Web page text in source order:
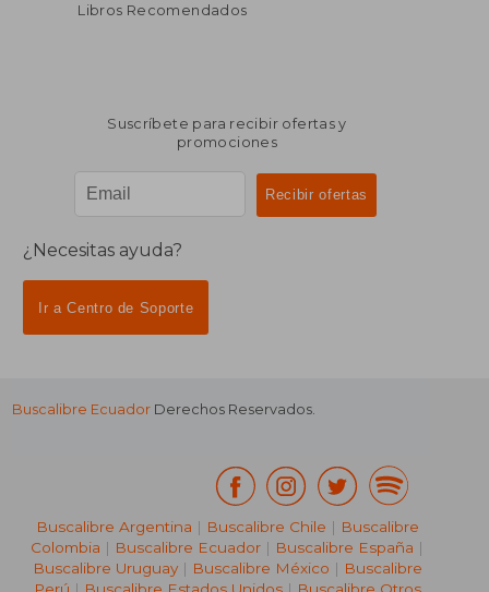
Libros Recomendados
Suscríbete para recibir ofertas y
promociones
¿Necesitas ayuda?
Ir a Centro de Soporte
Buscalibre Ecuador Derechos Reservados.
Buscalibre Argentina | Buscalibre Chile | Buscalibre
Colombia | Buscalibre Ecuador | Buscalibre España |
Buscalibre Uruguay| Buscalibre México | Buscalibre